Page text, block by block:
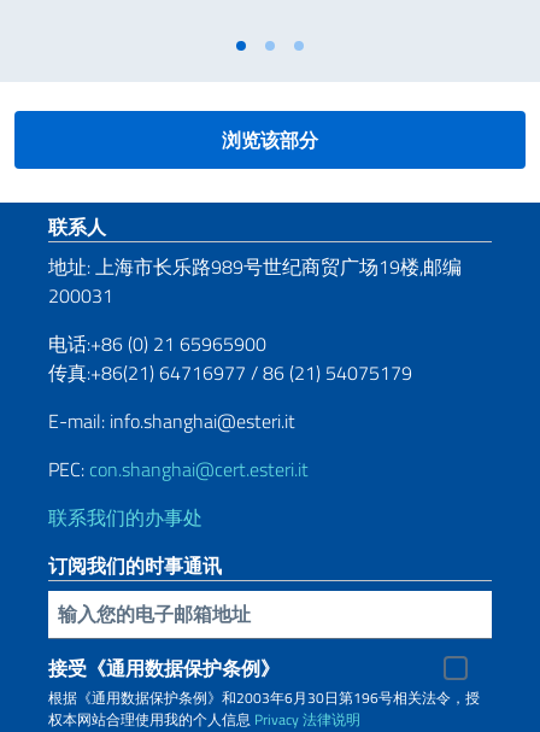
浏览该部分
页脚部分
联系人
地址: 上海市长乐路989号世纪商贸广场19楼,邮编
200031
电话:+86 (0) 21 65965900
传真:+86(21) 64716977 / 86 (21) 54075179
E-mail: info.shanghai@esteri.it
PEC: con.shanghai@cert.esteri.it
联系我们的办事处
订阅我们的时事通讯
插入你的電子郵件
接受《通用数据保护条例》
根据《通用数据保护条例》和2003年6月30日第196号相关法令，授
权本网站合理使用我的个人信息 Privacy法律说明